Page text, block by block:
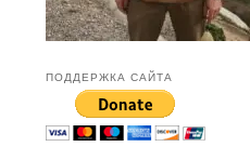
ПОДДЕРЖКА САЙТА